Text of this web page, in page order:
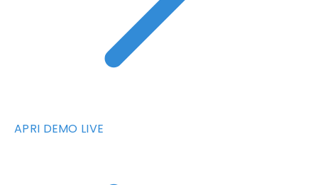
APRI DEMO LIVE